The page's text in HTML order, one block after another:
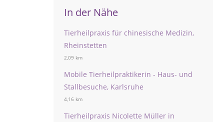
In der Nähe
Tierheilpraxis für chinesische Medizin,
Rheinstetten
2,09 km
Mobile Tierheilpraktikerin - Haus- und
Stallbesuche, Karlsruhe
4,16 km
Tierheilpraxis Nicolette Müller in